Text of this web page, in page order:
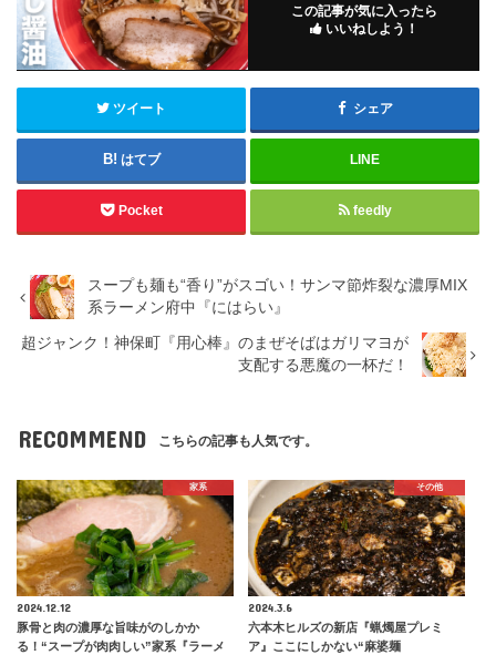
この記事が気に入ったら
いいねしよう！
ツイート シェア
はてブ LINE
Pocket feedly
スープも麺も“香り”がスゴい！サンマ節炸裂な濃厚MIX
系ラーメン府中『にはらい』
超ジャンク！神保町『用心棒』のまぜそばはガリマヨが
支配する悪魔の一杯だ！
RECOMMEND こちらの記事も人気です。
家系
2024.12.12
豚骨と肉の濃厚な旨味がのしかか
る！“スープが肉肉しい”家系『ラーメ
その他
2024.3.6
六本木ヒルズの新店『蝋燭屋プレミ
ア』ここにしかない“麻婆麺